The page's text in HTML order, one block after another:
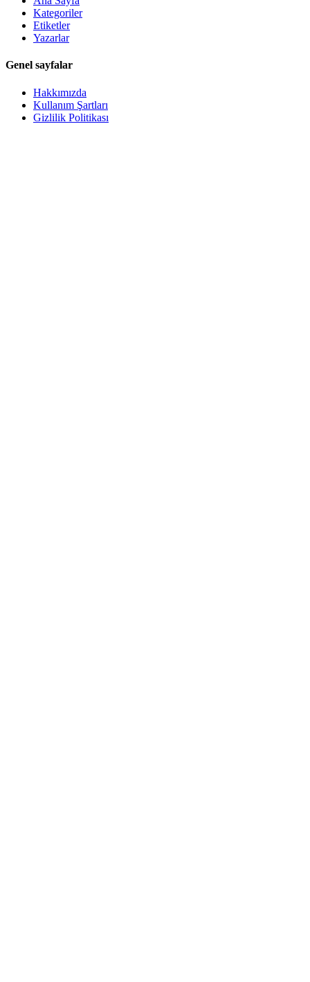
Kategoriler
Etiketler
Yazarlar
Genel sayfalar
Hakkımızda
Kullanım Şartları
Gizlilik Politikası